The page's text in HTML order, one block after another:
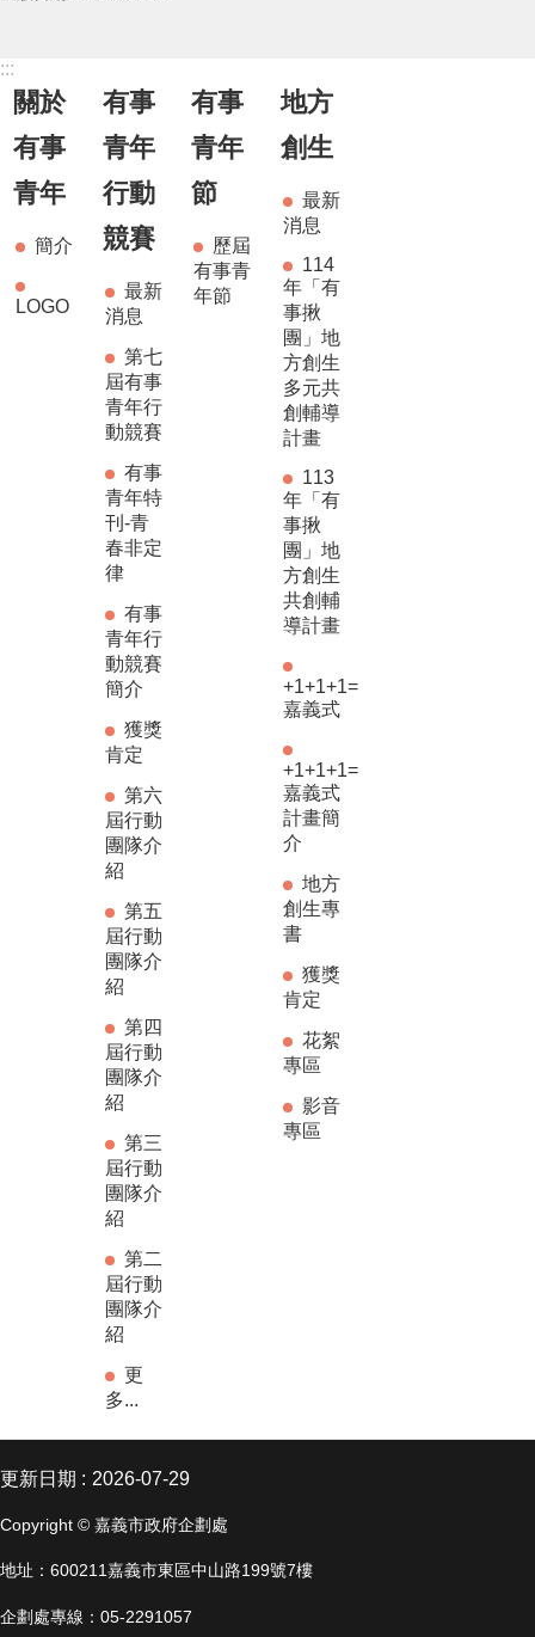
:::
關於
有事
青年
簡介
LOGO
有事
青年
行動
競賽
最新
消息
第七
屆有事
青年行
動競賽
有事
青年特
刊-青
春非定
律
有事
青年行
動競賽
簡介
獲獎
肯定
第六
屆行動
團隊介
紹
第五
屆行動
團隊介
紹
第四
屆行動
團隊介
紹
第三
屆行動
團隊介
紹
第二
屆行動
團隊介
紹
更
多...
有事
青年
節
歷屆
有事青
年節
地方
創生
最新
消息
114
年「有
事揪
團」地
方創生
多元共
創輔導
計畫
113
年「有
事揪
團」地
方創生
共創輔
導計畫
+1+1+1=
嘉義式
+1+1+1=
嘉義式
計畫簡
介
地方
創生專
書
獲獎
肯定
花絮
專區
影音
專區
更新日期 2026-07-29
Copyright © 嘉義市政府企劃處
地址：600211嘉義市東區中山路199號7樓
企劃處專線：05-2291057